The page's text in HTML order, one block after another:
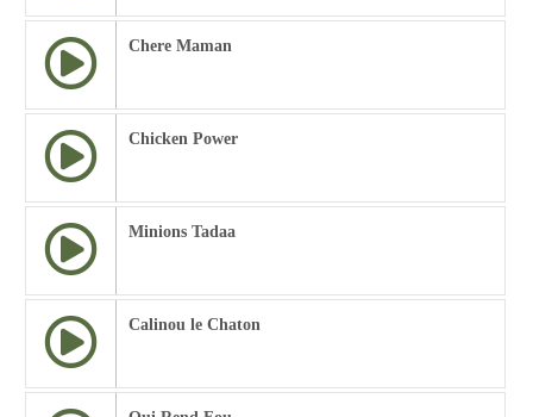
Chere Maman
Chicken Power
Minions Tadaa
Calinou le Chaton